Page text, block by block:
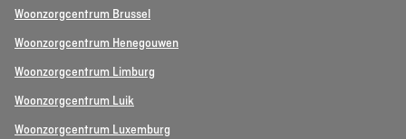
Woonzorgcentrum Brussel
Woonzorgcentrum Henegouwen
Woonzorgcentrum Limburg
Woonzorgcentrum Luik
Woonzorgcentrum Luxemburg